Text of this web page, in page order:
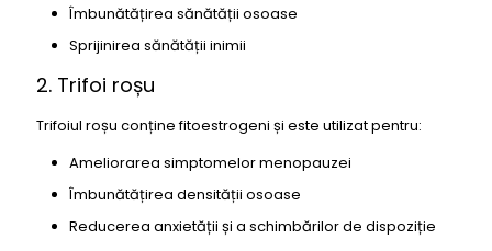
Îmbunătățirea sănătății osoase
Sprijinirea sănătății inimii
2. Trifoi roșu
Trifoiul roșu conține fitoestrogeni și este utilizat pentru:
Ameliorarea simptomelor menopauzei
Îmbunătățirea densității osoase
Reducerea anxietății și a schimbărilor de dispoziție